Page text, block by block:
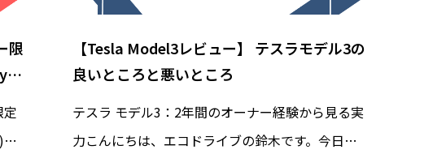
ス最前線｜高級寿
る？寿司ロボット
海外から見る東京の魅力と日本人の国民
性: 清潔・安全・利便性の理由
限
【Tesla Model3レビュー】 テスラモデル3の
良いところと悪いところ
テスラ モデル3：2年間のオーナー経験から見る実
力こんにちは、エコドライブの鈴木です。今日は